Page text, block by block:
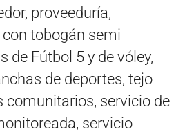
proveeduría,
tobogán semi
de Fútbol 5 y de vóley,
de deportes, tejo
comunitarios, servicio de
servicio